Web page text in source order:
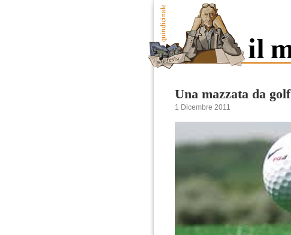
Una mazzata da golf
1 Dicembre 2011